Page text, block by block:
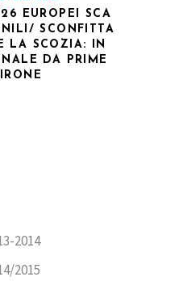
EUROPEI SCA
SCONFITTA
LA SCOZIA: IN
DA PRIME
2014
2015